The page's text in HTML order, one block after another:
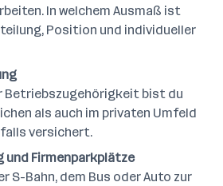
In welchem Ausmaß ist
Position und individueller
Betriebszugehörigkeit bist du
als auch im privaten Umfeld
versichert.
und Firmenparkplätze
S-Bahn, dem Bus oder Auto zur